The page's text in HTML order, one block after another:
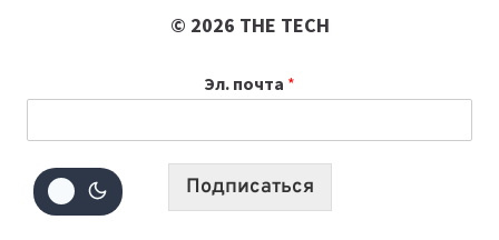
© 2026 THE TECH
Эл. почта *
Подписаться